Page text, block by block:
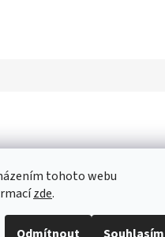
tohoto webu
zde.